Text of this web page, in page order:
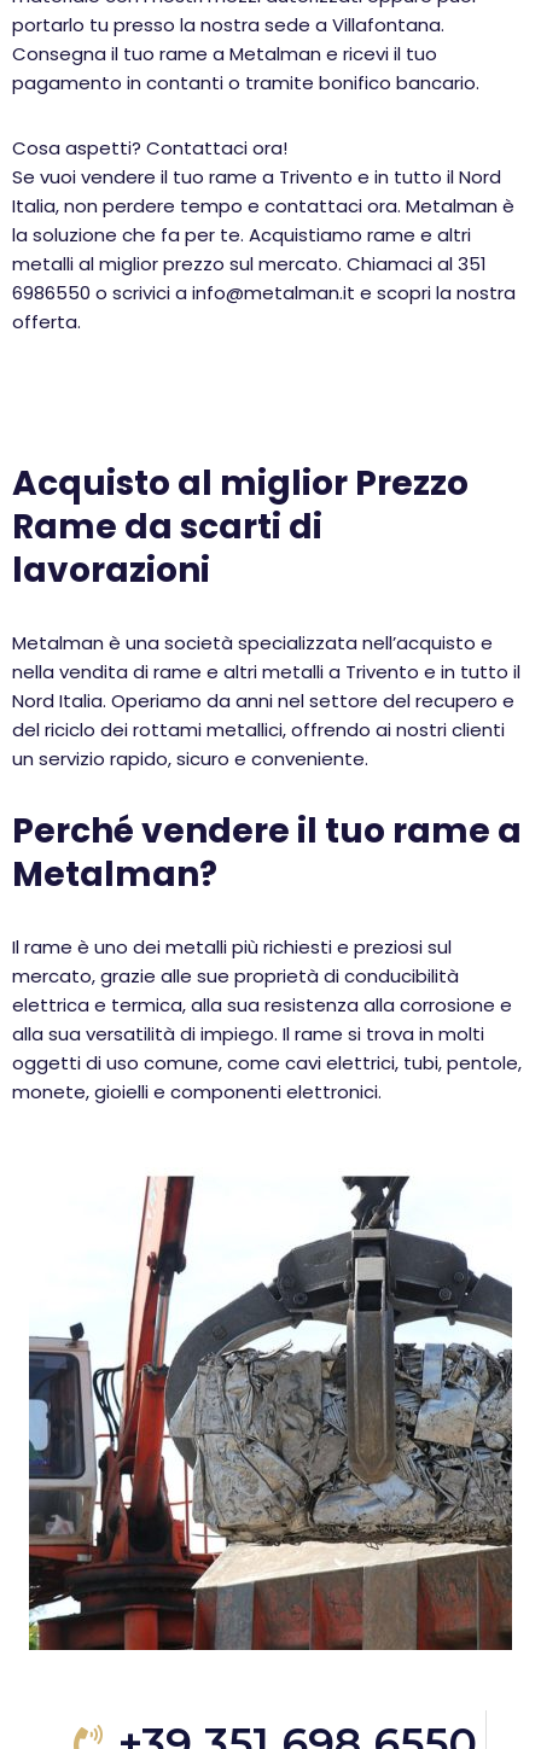
portarlo tu presso la nostra sede a Villafontana.
Consegna il tuo rame a Metalman e ricevi il tuo
pagamento in contanti o tramite bonifico bancario.
Cosa aspetti? Contattaci ora!
Se vuoi vendere il tuo rame a Trivento e in tutto il Nord
Italia, non perdere tempo e contattaci ora. Metalman è
la soluzione che fa per te. Acquistiamo rame e altri
metalli al miglior prezzo sul mercato. Chiamaci al 351
6986550 o scrivici a info@metalman.it e scopri la nostra
offerta.
Acquisto al miglior Prezzo
Rame da scarti di
lavorazioni
Metalman è una società specializzata nell’acquisto e
nella vendita di rame e altri metalli a Trivento e in tutto il
Nord Italia. Operiamo da anni nel settore del recupero e
del riciclo dei rottami metallici, offrendo ai nostri clienti
un servizio rapido, sicuro e conveniente.
Perché vendere il tuo rame a
Metalman?
Il rame è uno dei metalli più richiesti e preziosi sul
mercato, grazie alle sue proprietà di conducibilità
elettrica e termica, alla sua resistenza alla corrosione e
alla sua versatilità di impiego. Il rame si trova in molti
oggetti di uso comune, come cavi elettrici, tubi, pentole,
monete, gioielli e componenti elettronici.